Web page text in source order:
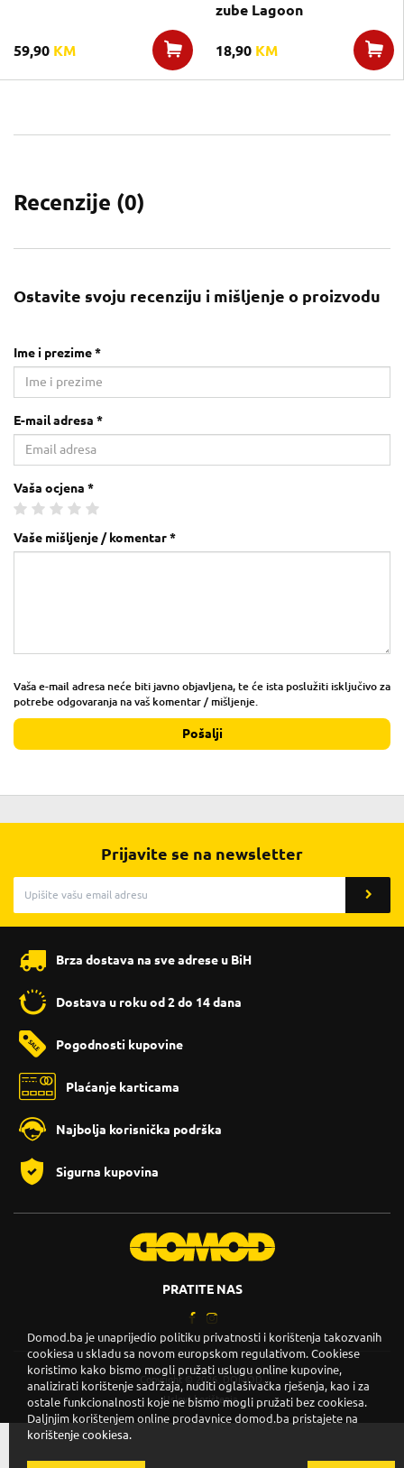
59,90 KM
zube Lagoon
18,90 KM
Recenzije (0)
Ostavite svoju recenziju i mišljenje o proizvodu
Ime i prezime *
E-mail adresa *
Vaša ocjena *
Vaše mišljenje / komentar *
Vaša e-mail adresa neće biti javno objavljena, te će ista poslužiti isključivo za
potrebe odgovaranja na vaš komentar / mišljenje.
Pošalji
Prijavite se na newsletter
Brza dostava na sve adrese u BiH
Dostava u roku od 2 do 14 dana
Pogodnosti kupovine
Plaćanje karticama
Najbolja korisnička podrška
Sigurna kupovina
PRATITE NAS
Copyright © 2026. DOMOD.
Uslovi korištenja.
Domod.ba je unaprijedio politiku privatnosti i korištenja takozvanih
cookiesa u skladu sa novom europskom regulativom. Cookiese
koristimo kako bismo mogli pružati uslugu online kupovine,
analizirati korištenje sadržaja, nuditi oglašivačka rješenja, kao i za
ostale funkcionalnosti koje ne bismo mogli pružati bez cookiesa.
Daljnjim korištenjem online prodavnice domod.ba pristajete na
korištenje cookiesa.